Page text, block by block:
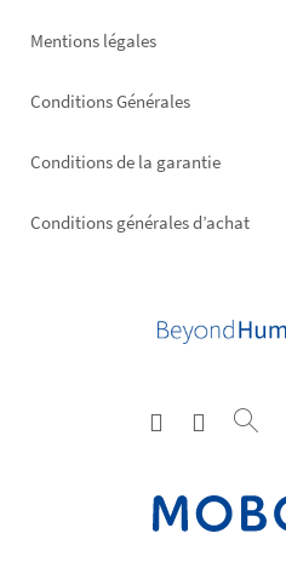
Mentions légales
Conditions Générales
Conditions de la garantie
Conditions générales d’achat